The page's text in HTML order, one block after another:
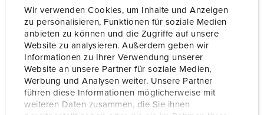
Wir verwenden Cookies, um Inhalte und Anzeigen
zu personalisieren, Funktionen für soziale Medien
anbieten zu können und die Zugriffe auf unsere
Website zu analysieren. Außerdem geben wir
Informationen zu Ihrer Verwendung unserer
Website an unsere Partner für soziale Medien,
Werbung und Analysen weiter. Unsere Partner
führen diese Informationen möglicherweise mit
weiteren Daten zusammen, die Sie ihnen